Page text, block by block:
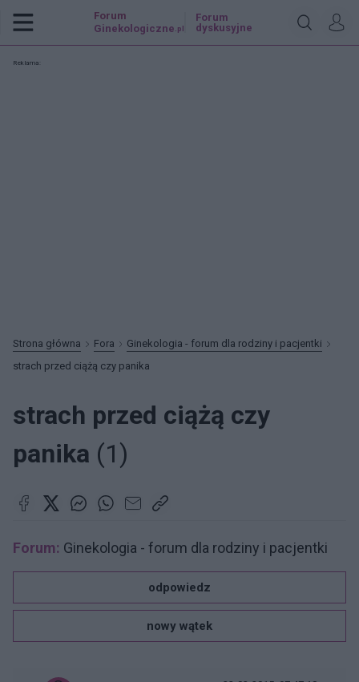
Forum
Ginekologiczne .pl
Forum
dyskusyjne
Reklama:
Strona główna Fora
Ginekologia - forum dla rodziny i pacjentki
strach przed ciążą czy panika
strach przed ciążą czy
panika (1)
Forum: Ginekologia - forum dla rodziny i pacjentki
odpowiedz
nowy wątek